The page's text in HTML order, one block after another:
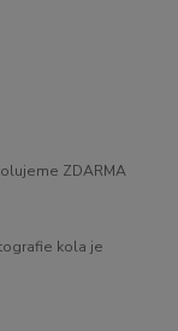
ZDARMA
kola je